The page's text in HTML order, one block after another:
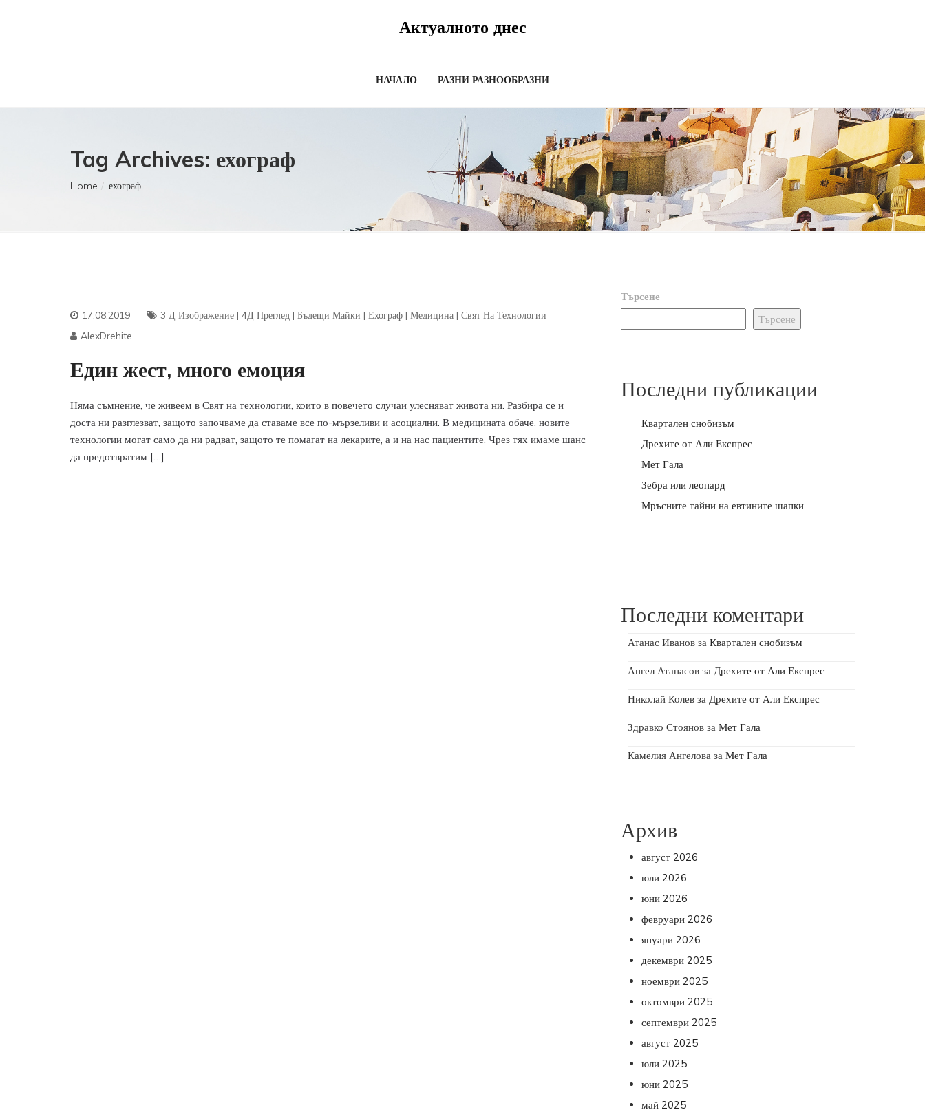
Актуалното днес
НАЧАЛО РАЗНИ РАЗНООБРАЗНИ
Tag Archives: ехограф
Home ехограф
17.08.2019 3 Д Изображение | 4Д Преглед | Бъдещи Майки | Ехограф | Медицина | Свят На Технологии
AlexDrehite
Един жест, много емоция
Няма съмнение, че живеем в Свят на технологии, които в повечето случаи улесняват живота ни. Разбира се и
доста ни разглезват, защото започваме да ставаме все по-мързеливи и асоциални. В медицината обаче, новите
технологии могат само да ни радват, защото те помагат на лекарите, а и на нас пациентите. Чрез тях имаме шанс
да предотвратим […]
Търсене
Търсене
Последни публикации
Квартален снобизъм
Дрехите от Али Експрес
Мет Гала
Зебра или леопард
Мръсните тайни на евтините шапки
Последни коментари
Атанас Иванов за Квартален снобизъм
Ангел Атанасов за Дрехите от Али Експрес
Николай Колев за Дрехите от Али Експрес
Здравко Стоянов за Мет Гала
Камелия Ангелова за Мет Гала
Архив
август 2026
юли 2026
юни 2026
февруари 2026
януари 2026
декември 2025
ноември 2025
октомври 2025
септември 2025
август 2025
юли 2025
юни 2025
май 2025